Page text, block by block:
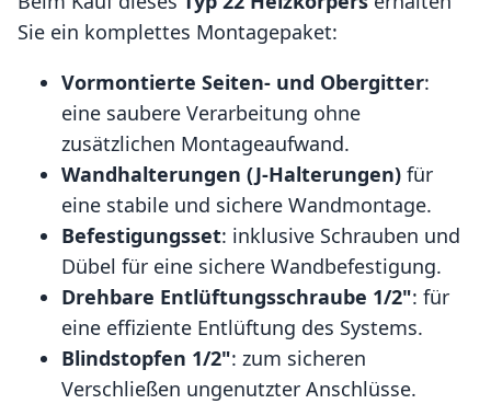
Sie ein komplettes Montagepaket:
Vormontierte Seiten- und Obergitter:
eine saubere Verarbeitung ohne
zusätzlichen Montageaufwand.
Wandhalterungen (J-Halterungen) für
eine stabile und sichere Wandmontage.
Befestigungsset: inklusive Schrauben und
Dübel für eine sichere Wandbefestigung.
Drehbare Entlüftungsschraube 1/2": für
eine effiziente Entlüftung des Systems.
Blindstopfen 1/2": zum sicheren
Verschließen ungenutzter Anschlüsse.